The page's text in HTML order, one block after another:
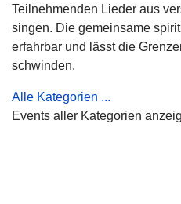
Teilnehmenden Lieder aus
singen. Die gemeinsame
erfahrbar und lässt die
schwinden.
Alle Kategorien ...
Events aller Kategorien